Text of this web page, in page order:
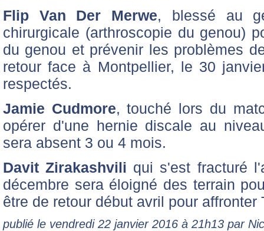
Flip Van Der Merwe, blessé au
chirurgicale (arthroscopie du genou)
du genou et prévenir les problèmes
retour face à Montpellier, le 30
respectés.
Jamie Cudmore, touché lors du
opérer d'une hernie discale au
sera absent 3 ou 4 mois.
Davit Zirakashvili qui s'est fracturé
décembre sera éloigné des terrain
être de retour début avril pour affronter
publié le vendredi 22 janvier 2016 à 21h13 par